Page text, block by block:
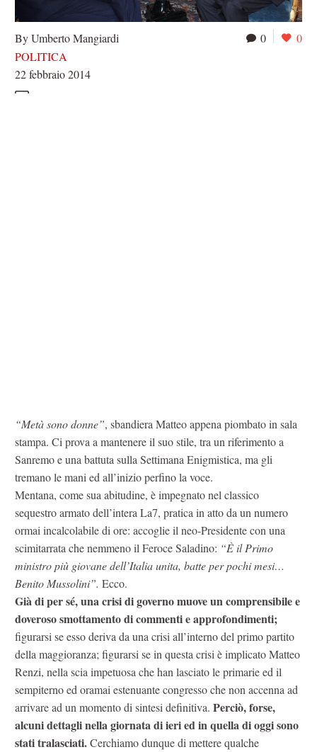
0 0
By Umberto Mangiardi
POLITICA
22 febbraio 2014
“Metà sono donne”, sbandiera Matteo appena piombato in sala
stampa. Ci prova a mantenere il suo stile, tra un riferimento a
Sanremo e una battuta sulla Settimana Enigmistica, ma gli
tremano le mani ed all’inizio perfino la voce.
Mentana, come sua abitudine, è impegnato nel classico
sequestro armato dell’intera La7, pratica in atto da un numero
ormai incalcolabile di ore: accoglie il neo-Presidente con una
scimitarrata che nemmeno il Feroce Saladino: “È il Primo
ministro più giovane dell’Italia unita, batte per pochi mesi…
Benito Mussolini”. Ecco.
Già di per sé, una crisi di governo muove un comprensibile e
doveroso smottamento di commenti e approfondimenti;
figurarsi se esso deriva da una crisi all’interno del primo partito
della maggioranza; figurarsi se in questa crisi è implicato Matteo
Renzi, nella scia impetuosa che han lasciato le primarie ed il
sempiterno ed oramai estenuante congresso che non accenna ad
arrivare ad un momento di sintesi definitiva. Perciò, forse,
alcuni dettagli nella giornata di ieri ed in quella di oggi sono
stati tralasciati.Cerchiamo dunque di mettere qualche